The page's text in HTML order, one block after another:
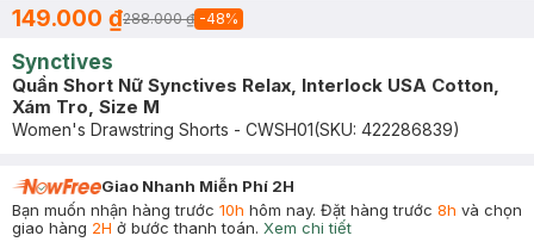
149.000 ₫288.000 ₫ -48%
Synctives
Quần Short Nữ Synctives Relax, Interlock USA Cotton,
Xám Tro, Size M
Women's Drawstring Shorts - CWSH01(SKU: 422286839)
Giao Nhanh Miễn Phí 2H
Bạn muốn nhận hàng trước 10h hôm nay. Đặt hàng trước 8h và chọn
giao hàng 2H ở bước thanh toán. Xem chi tiết